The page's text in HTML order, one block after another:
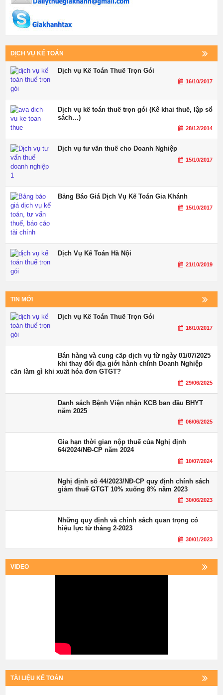
DỊCH VỤ KẾ TOÁN
Dịch vụ Kế Toán Thuế Trọn Gói
16/10/2017
Dịch vụ kế toán thuế trọn gói (Kê khai thuế, lập sổ
sách…)
28/12/2014
Dịch vụ tư vấn thuế cho Doanh Nghiệp
15/10/2017
Bảng Báo Giá Dịch Vụ Kế Toán Gia Khánh
15/10/2017
Dịch Vụ Kế Toán Hà Nội
21/10/2019
TIN MỚI
Dịch vụ Kế Toán Thuế Trọn Gói
16/10/2017
Bán hàng và cung cấp dịch vụ từ ngày 01/07/2025
khi thay đổi địa giới hành chính Doanh Nghiệp
cần làm gì khi xuất hóa đơn GTGT?
29/06/2025
Danh sách Bệnh Viện nhận KCB ban đầu BHYT
năm 2025
06/06/2025
Gia hạn thời gian nộp thuế của Nghị định
64/2024/NĐ-CP năm 2024
10/07/2024
Nghị định số 44/2023/NĐ-CP quy định chính sách
giảm thuế GTGT 10% xuống 8% năm 2023
30/06/2023
Những quy định và chính sách quan trọng có
hiệu lực từ tháng 2-2023
30/01/2023
VIDEO
TÀI LIỆU KẾ TOÁN